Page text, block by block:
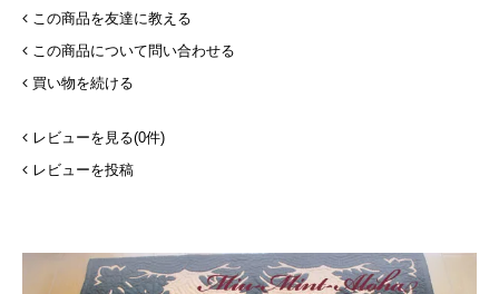
この商品を友達に教える
この商品について問い合わせる
買い物を続ける
レビューを見る(0件)
レビューを投稿